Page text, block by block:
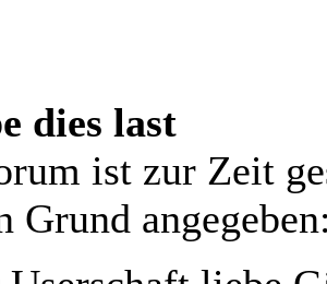
dies last
ist zur Zeit
Grund